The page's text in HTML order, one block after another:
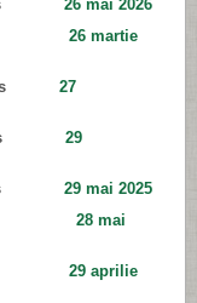
26 mai 2026
2025 26 martie
27
29
29 mai 2025
2024 28 mai
2024 29 aprilie